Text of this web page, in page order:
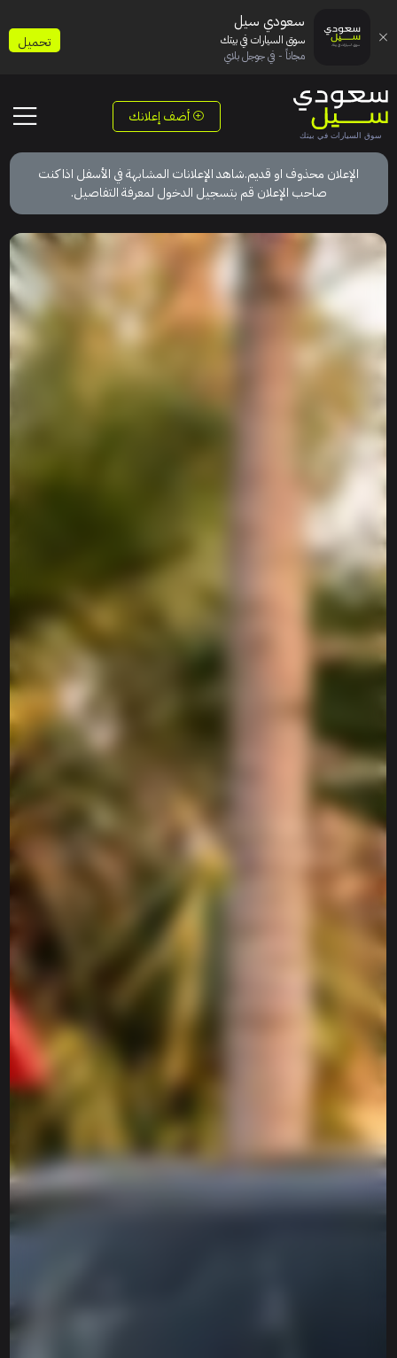
أضف إعلانك
الإعلان محذوف او قديم.شاهد الإعلانات المشابهة في الأسفل اذا كنت
صاحب الإعلان قم بتسجيل الدخول لمعرفة التفاصيل.
سعودي سيل
سوق السيارات في بيتك
مجاناً - في جوجل بلاي
تحميل